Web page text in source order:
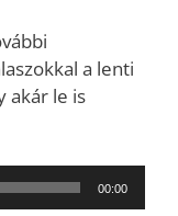
a lenti
akár le is
00:00